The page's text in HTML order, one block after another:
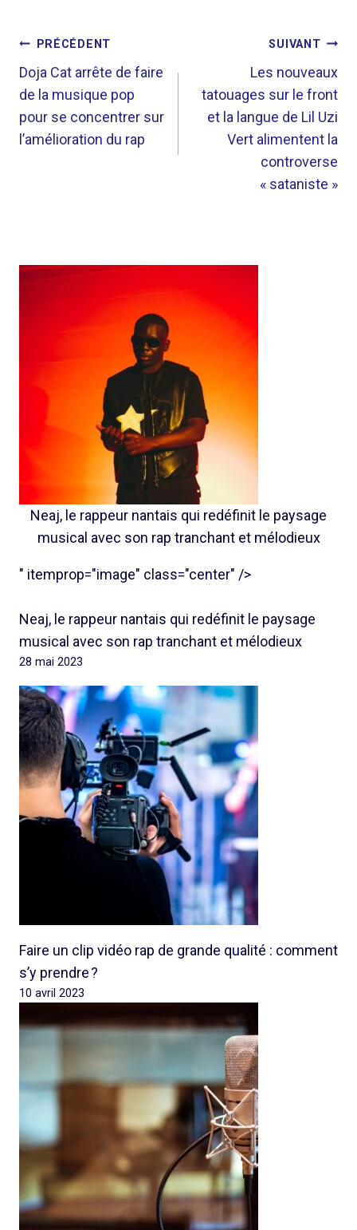
NAVIGATION
DE
L’ARTICLE
PRÉCÉDENT
Doja Cat arrête de faire
de la musique pop
pour se concentrer sur
l’amélioration du rap
SUIVANT
Les nouveaux
tatouages ​​​​sur le front
et la langue de Lil Uzi
Vert alimentent la
controverse
« sataniste »
Neaj, le rappeur nantais qui redéfinit le paysage
musical avec son rap tranchant et mélodieux
" itemprop="image" class="center" />
Neaj, le rappeur nantais qui redéfinit le paysage
musical avec son rap tranchant et mélodieux
28 mai 2023
Faire un clip vidéo rap de grande qualité : comment
s’y prendre ?
10 avril 2023